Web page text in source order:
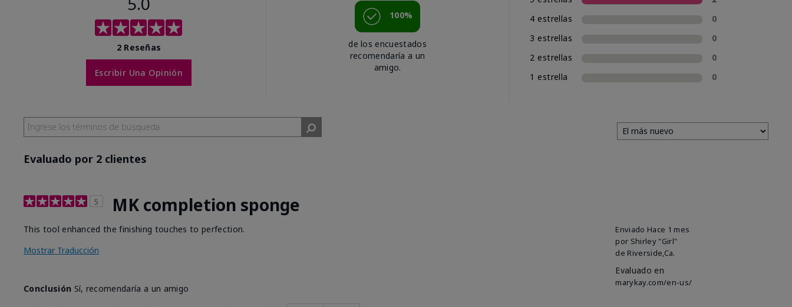
2 Reseñas
Escribir Una Opinión
100%
de los encuestados
recomendaría a un
amigo.
4 estrellas
0
3 estrellas
0
2 estrellas
0
1 estrella
0
Evaluado por 2 clientes
5 MK completion sponge
Enviado Hace 1 mes
por Shirley "Girl"
de Riverside,Ca.
Evaluado en
marykay.com/en-us/
This tool enhanced the finishing touches to perfection.
Mostrar Traducción
Conclusión Sí, recomendaría a un amigo